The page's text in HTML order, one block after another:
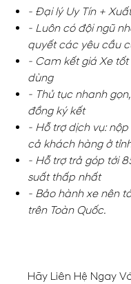
- Đại lý Uy Tín +
- Luôn có đội ngũ
quyết các yêu cầu
- Cam kết giá Xe
dùng
- Thủ tục nhanh
đồng ký kết
- Hỗ trợ dịch vụ:
cả khách hàng ở
- Hỗ trợ trả góp tới
suất thấp nhất
- Bảo hành xe nên
trên Toàn Quốc.
Hãy Liên Hệ Ngay